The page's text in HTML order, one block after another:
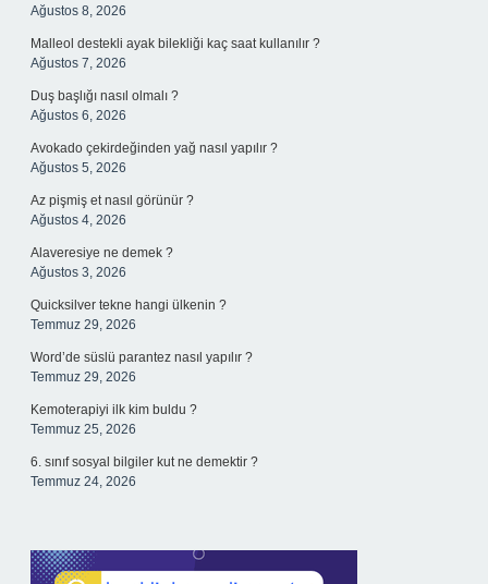
Ağustos 8, 2026
Malleol destekli ayak bilekliği kaç saat kullanılır ?
Ağustos 7, 2026
Duş başlığı nasıl olmalı ?
Ağustos 6, 2026
Avokado çekirdeğinden yağ nasıl yapılır ?
Ağustos 5, 2026
Az pişmiş et nasıl görünür ?
Ağustos 4, 2026
Alaveresiye ne demek ?
Ağustos 3, 2026
Quicksilver tekne hangi ülkenin ?
Temmuz 29, 2026
Word’de süslü parantez nasıl yapılır ?
Temmuz 29, 2026
Kemoterapiyi ilk kim buldu ?
Temmuz 25, 2026
6. sınıf sosyal bilgiler kut ne demektir ?
Temmuz 24, 2026